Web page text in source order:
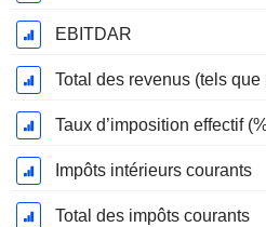
EBITDAR
Total des revenus (tels que
Taux d’imposition effectif
Impôts intérieurs courants
Total des impôts courants